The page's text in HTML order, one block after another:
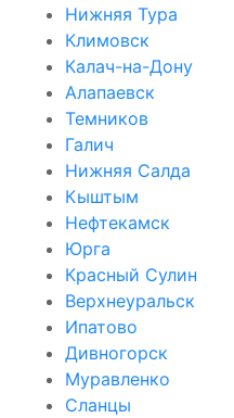
Нижняя Тура
Климовск
Калач-на-Дону
Алапаевск
Темников
Галич
Нижняя Салда
Кыштым
Нефтекамск
Юрга
Красный Сулин
Верхнеуральск
Ипатово
Дивногорск
Муравленко
Сланцы